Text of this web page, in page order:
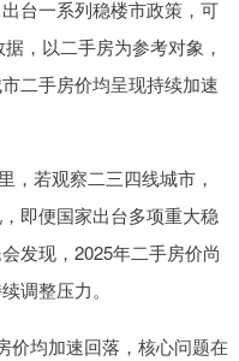
台一系列稳楼市政策，可
，以二手房为参考对象，
二手房价均呈现持续加速
，若观察二三四线城市，
即便国家出台多项重大稳
发现，2025年二手房价尚
调整压力。
价均加速回落，核心问题在